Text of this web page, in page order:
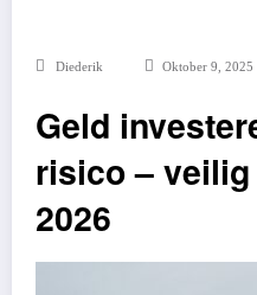
Diederik Oktober 9, 2025
Geld
risico –
2026